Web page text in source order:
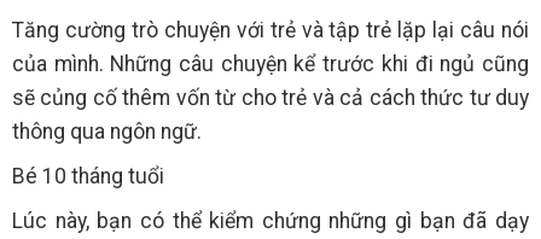
Tăng cường trò chuyện với trẻ và tập trẻ lặp lại câu nói
của mình. Những câu chuyện kể trước khi đi ngủ cũng
sẽ củng cố thêm vốn từ cho trẻ và cả cách thức tư duy
thông qua ngôn ngữ.
Bé 10 tháng tuổi
Lúc này, bạn có thể kiểm chứng những gì bạn đã dạy